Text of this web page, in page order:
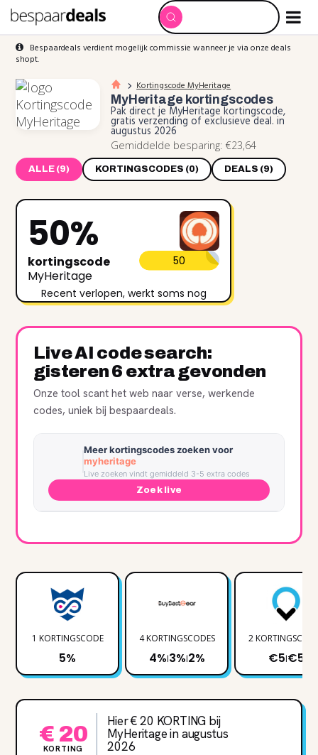
Bespaardeals verdient mogelijk commissie wanneer je via onze deals
shopt.
Kortingscode MyHeritage
MyHeritage kortingscodes
Pak direct je MyHeritage kortingscode,
gratis verzending of exclusieve deal. in
augustus 2026
Gemiddelde besparing: €23,64
ALLE (9) KORTINGSCODES (0) DEALS (9)
50%
kortingscode
MyHeritage
50
Recent verlopen, werkt soms nog
Live AI code search:
gisteren 6 extra gevonden
Onze tool scant het web naar verse, werkende
codes, uniek bij bespaardeals.
Meer kortingscodes zoeken voor
myheritage
Live zoeken vindt gemiddeld 3-5 extra codes
Zoek live
1 KORTINGSCODE
5%
4 KORTINGSCODES
4%|3%|2%
2
€5|€5
€ 20
KORTING
Hier € 20 KORTING bij
MyHeritage in augustus
2026